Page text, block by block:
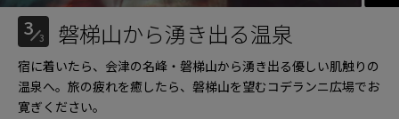
3 3 磐梯山から湧き出る温泉
宿に着いたら、会津の名峰・磐梯山から湧き出る優しい肌触りの
温泉へ。旅の疲れを癒したら、磐梯山を望むコデランニ広場でお
寛ぎください。